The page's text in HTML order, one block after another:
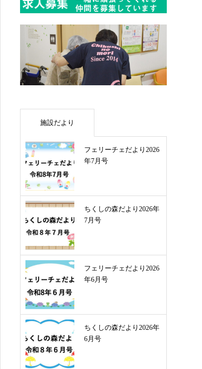
施設だより
フェリーチェだより2026
年7月号
ちくしの森だより2026年
7月号
フェリーチェだより2026
年6月号
ちくしの森だより2026年
6月号